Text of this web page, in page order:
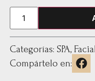
Categorías: SPA,
Compártelo en: